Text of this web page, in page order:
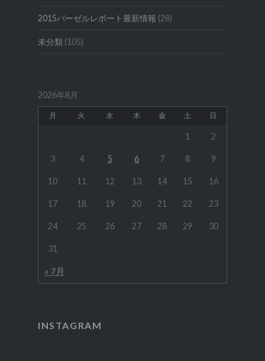
2015バーゼルレポート最新情報 (28)
未分類 (105)
2026年8月
月 火 水 木 金 土 日
« 7月
1 2
3 4 5 6 7 8 9
10 11 12 13 14 15 16
17 18 19 20 21 22 23
24 25 26 27 28 29 30
31
INSTAGRAM